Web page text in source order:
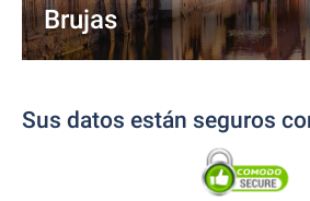
Brujas
Sus datos están seguros